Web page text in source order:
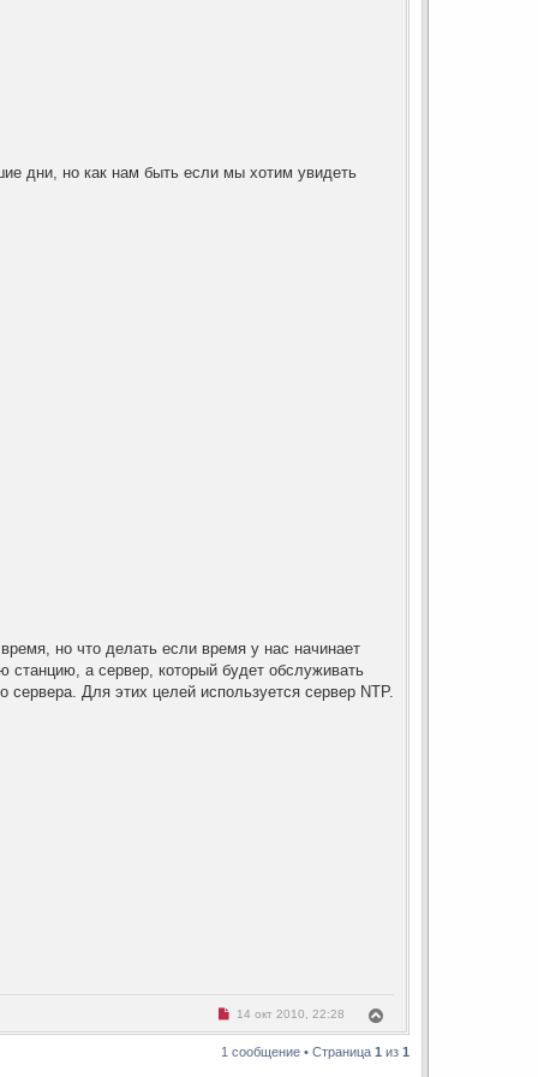
дни, но как нам быть если мы хотим увидеть
но что делать если время у нас начинает
а сервер, который будет обслуживать
Для этих целей используется сервер NTP.
е
р
Н
п
р
14 окт 2010, 22:28
1 сообщение • Страница 1 из 1